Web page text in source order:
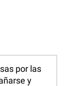
por las
y